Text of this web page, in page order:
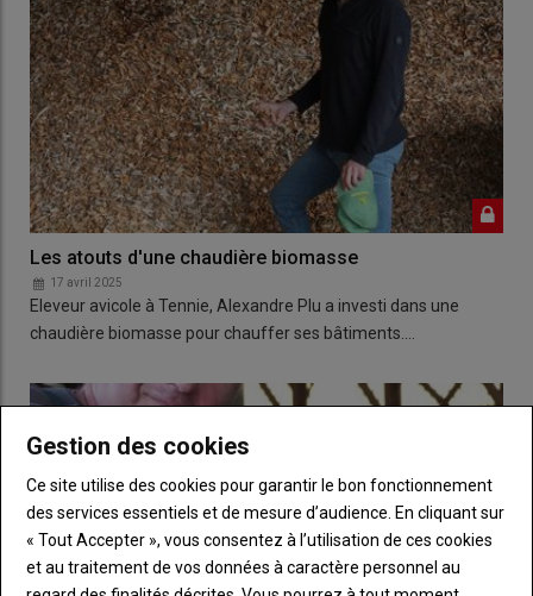
Les atouts d'une chaudière biomasse
17 avril 2025
Eleveur avicole à Tennie, Alexandre Plu a investi dans une
chaudière biomasse pour chauffer ses bâtiments.…
Gestion des cookies
Ce site utilise des cookies pour garantir le bon fonctionnement
des services essentiels et de mesure d’audience. En cliquant sur
« Tout Accepter », vous consentez à l’utilisation de ces cookies
et au traitement de vos données à caractère personnel au